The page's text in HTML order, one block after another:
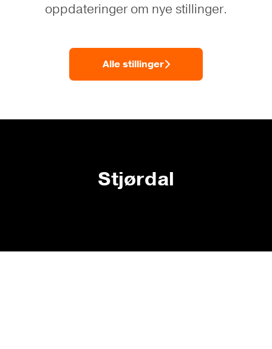
oppdateringer om nye stillinger.
Alle stillinger
Stjørdal